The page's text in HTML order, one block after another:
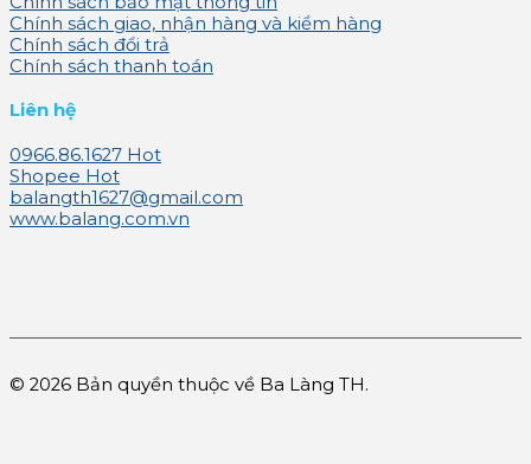
Chính sách giao, nhận hàng và kiểm hàng
Chính sách đổi trả
Chính sách thanh toán
Liên hệ
0966.86.1627
Shopee
balangth1627@gmail.com
www.balang.com.vn
© 2026 Bản quyền thuộc về Ba Làng TH.